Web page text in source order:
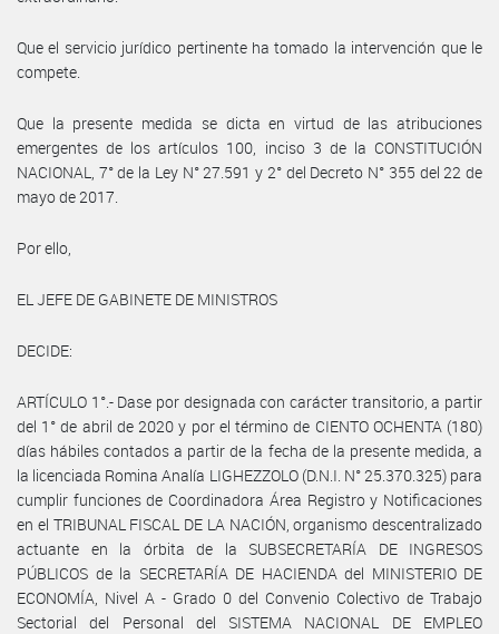
Que el servicio jurídico pertinente ha tomado la intervención que le
compete.
Que la presente medida se dicta en virtud de las atribuciones
emergentes de los artículos 100, inciso 3 de la CONSTITUCIÓN
NACIONAL, 7° de la Ley N° 27.591 y 2° del Decreto N° 355 del 22 de
mayo de 2017.
Por ello,
EL JEFE DE GABINETE DE MINISTROS
DECIDE:
ARTÍCULO 1°.- Dase por designada con carácter transitorio, a partir
del 1° de abril de 2020 y por el término de CIENTO OCHENTA (180)
días hábiles contados a partir de la fecha de la presente medida, a
la licenciada Romina Analía LIGHEZZOLO (D.N.I. N° 25.370.325) para
cumplir funciones de Coordinadora Área Registro y Notificaciones
en el TRIBUNAL FISCAL DE LA NACIÓN, organismo descentralizado
actuante en la órbita de la SUBSECRETARÍA DE INGRESOS
PÚBLICOS de la SECRETARÍA DE HACIENDA del MINISTERIO DE
ECONOMÍA, Nivel A - Grado 0 del Convenio Colectivo de Trabajo
Sectorial del Personal del SISTEMA NACIONAL DE EMPLEO